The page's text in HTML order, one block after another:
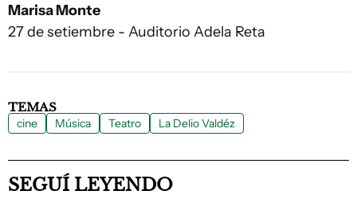
Marisa Monte
27 de setiembre - Auditorio Adela Reta
TEMAS
cine Música Teatro La Delio Valdéz
SEGUÍ LEYENDO